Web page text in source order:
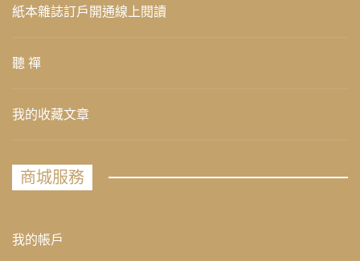
紙本雜誌訂戶開通線上閱讀
聽 禪
我的收藏文章
商城服務
我的帳戶